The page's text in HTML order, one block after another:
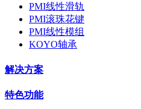
PMI线性滑轨
PMI滚珠花键
PMI线性模组
KOYO轴承
解决方案
特色功能